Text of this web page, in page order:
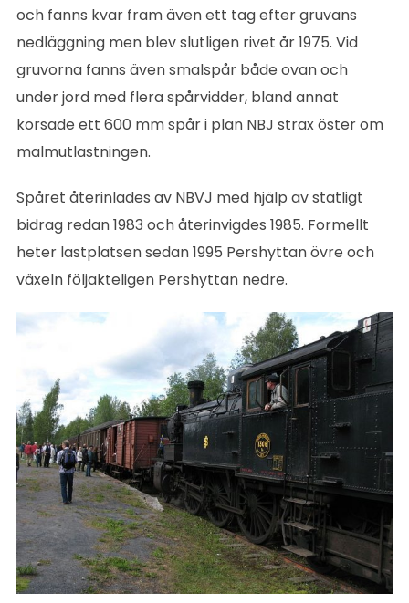
och fanns kvar fram även ett tag efter gruvans
nedläggning men blev slutligen rivet år 1975. Vid
gruvorna fanns även smalspår både ovan och
under jord med flera spårvidder, bland annat
korsade ett 600 mm spår i plan NBJ strax öster om
malmutlastningen.
Spåret återinlades av NBVJ med hjälp av statligt
bidrag redan 1983 och återinvigdes 1985. Formellt
heter lastplatsen sedan 1995 Pershyttan övre och
växeln följakteligen Pershyttan nedre.